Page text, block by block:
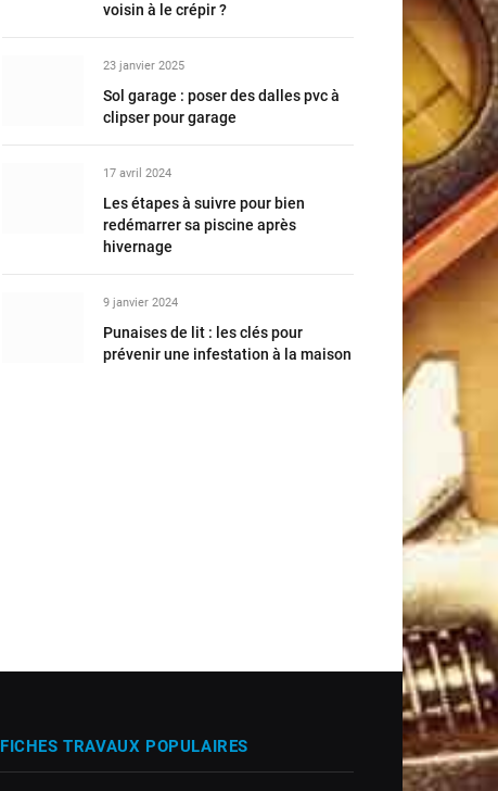
voisin à le crépir ?
23 janvier 2025
Sol garage : poser des dalles pvc à
clipser pour garage
17 avril 2024
Les étapes à suivre pour bien
redémarrer sa piscine après
hivernage
9 janvier 2024
Punaises de lit : les clés pour
prévenir une infestation à la maison
FICHES TRAVAUX POPULAIRES